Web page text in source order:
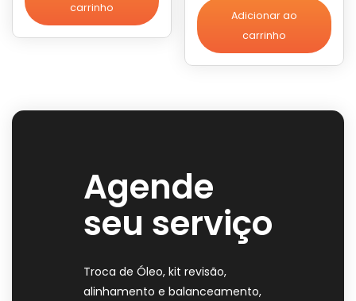
carrinho
Adicionar ao
carrinho
Agende
seu serviço
Troca de Óleo, kit revisão,
alinhamento e balanceamento,